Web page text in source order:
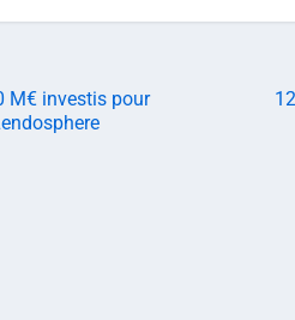
M€ investis pour